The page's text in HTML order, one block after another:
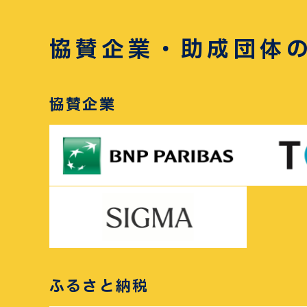
協賛企業・助成団体
協賛企業
ふるさと納税